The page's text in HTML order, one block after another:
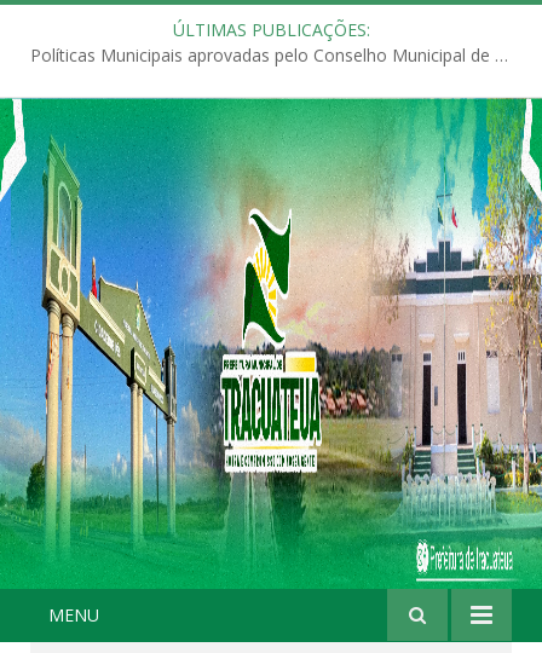
ÚLTIMAS PUBLICAÇÕES:
Políticas Municipais aprovadas pelo Conselho Municipal de Educação (CME)
MENU